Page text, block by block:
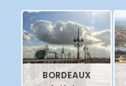
BORDEAUX